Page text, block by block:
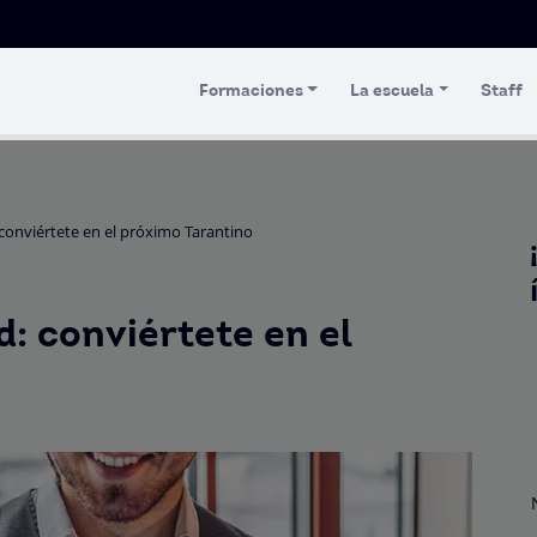
Formaciones La escuela Staff
en el próximo Tarantino
conviértete en el